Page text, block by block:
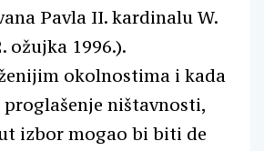
Pavla II. kardinalu W.
ožujka 1996.).
okolnostima i kada
ništavnosti,
izbor mogao bi biti de